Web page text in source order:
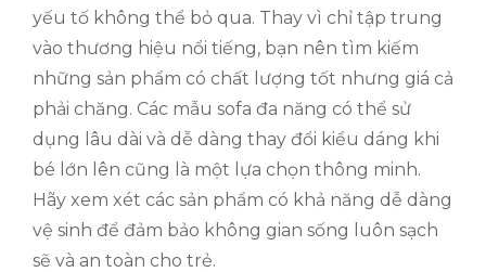
yếu tố không thể bỏ qua. Thay vì chỉ tập trung
vào thương hiệu nổi tiếng, bạn nên tìm kiếm
những sản phẩm có chất lượng tốt nhưng giá cả
phải chăng. Các mẫu sofa đa năng có thể sử
dụng lâu dài và dễ dàng thay đổi kiểu dáng khi
bé lớn lên cũng là một lựa chọn thông minh.
Hãy xem xét các sản phẩm có khả năng dễ dàng
vệ sinh để đảm bảo không gian sống luôn sạch
sẽ và an toàn cho trẻ.